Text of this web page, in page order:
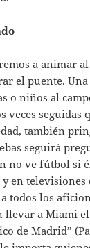
a animar
el puente.
o niños al
veces seguidas
también
seguirá
no ve fútbol si
en televisiones
todos los
llevar a Miami
de Madrid”